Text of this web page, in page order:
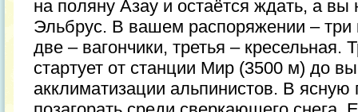
на поляну Азау и остаётся ждать, а
Эльбрус. В вашем распоряжении – три
две – вагончики, третья – кресельная.
стартует от станции Мир (3500 м) до
акклиматизации альпинистов. В